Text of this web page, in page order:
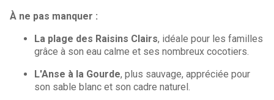
À ne pas manquer :
La plage des Raisins Clairs, idéale pour les familles
grâce à son eau calme et ses nombreux cocotiers.
L'Anse à la Gourde, plus sauvage, appréciée pour
son sable blanc et son cadre naturel.